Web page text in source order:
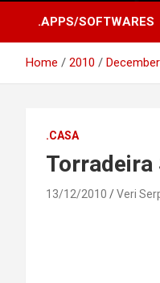
.APPS/SOFTWARES
Home 2010 December
.CASA
Torradeira
13/12/2010 Veri